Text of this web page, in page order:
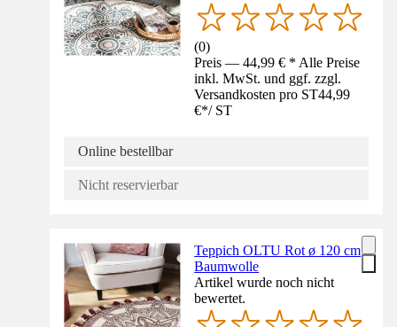
(0)
Preis — 44,99 € * Alle Preise
inkl. MwSt. und ggf. zzgl.
Versandkosten pro ST44,99
€*/ ST
Online bestellbar
Nicht reservierbar
Teppich OLTU Rot ø 120 cm
Baumwolle
Artikel wurde noch nicht
bewertet.